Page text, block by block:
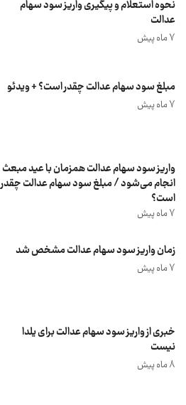
نحوه استعلام و پیگیری واریز سود سهام
عدالت
7 ماه پیش
مبلغ سود سهام عدالت چقدر است؟ + ویدئو
7 ماه پیش
واریز سود سهام عدالت همزمان با عید مبعث
انجام می‌شود / مبلغ سود سهام عدالت چقدر
است؟
7 ماه پیش
زمان واریز سود سهام عدالت مشخص شد
7 ماه پیش
خبری از واریز سود سهام عدالت برای یلدا
نیست
8 ماه پیش